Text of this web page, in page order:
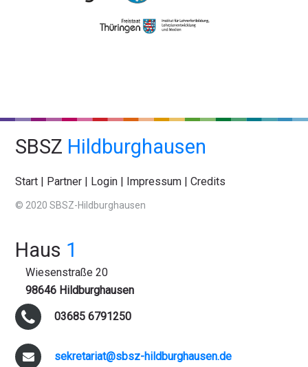
SBSZ Hildburghausen
Start | Partner | Login | Impressum |Credits
© 2020 SBSZ-Hildburghausen
Haus 1
Wiesenstraße 20
98646 Hildburghausen
03685 6791250
sekretariat@sbsz-hildburghausen.de